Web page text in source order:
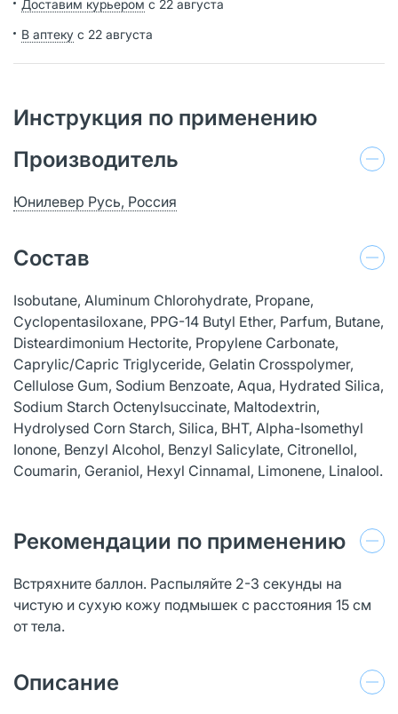
Доставим курьером с 22 августа
В аптеку с 22 августа
Инструкция по применению
Производитель
Юнилевер Русь, Россия
Состав
Isobutane, Aluminum Chlorohydrate, Propane,
Cyclopentasiloxane, PPG-14 Butyl Ether, Parfum, Butane,
Disteardimonium Hectorite, Propylene Carbonate,
Caprylic/Capric Triglyceride, Gelatin Crosspolymer,
Cellulose Gum, Sodium Benzoate, Aqua, Hydrated Silica,
Sodium Starch Octenylsuccinate, Maltodextrin,
Hydrolysed Corn Starch, Silica, BHT, Alpha-Isomethyl
Ionone, Benzyl Alcohol, Benzyl Salicylate, Citronellol,
Coumarin, Geraniol, Hexyl Cinnamal, Limonene, Linalool.
Рекомендации по применению
Встряхните баллон. Распыляйте 2-3 секунды на
чистую и сухую кожу подмышек с расстояния 15 см
от тела.
Описание